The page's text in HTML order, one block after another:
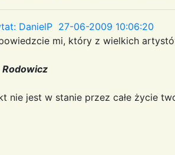
DanielP 27-06-2009 10:06:20
mi, który z wielkich
Rodowicz
nie jest w stanie przez całe życie